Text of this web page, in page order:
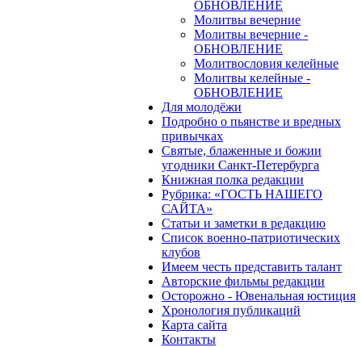
ОБНОВЛЕНИЕ
Молитвы вечерние
Молитвы вечерние -
ОБНОВЛЕНИЕ
Молитвословия келейные
Молитвы келейные -
ОБНОВЛЕНИЕ
Для молодёжи
Подробно о пьянстве и вредных
привычках
Святые, блаженные и божии
угодники Санкт-Петербурга
Книжная полка редакции
Рубрика: «ГОСТЬ НАШЕГО
САЙТА»
Статьи и заметки в редакцию
Список военно-патриотических
клубов
Имеем честь представить талант
Авторские фильмы редакции
Осторожно - Ювенальная юстиция
Хронология публикаций
Карта сайта
Контакты